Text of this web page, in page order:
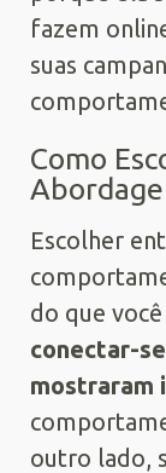
fazem
suas
Como
Escolher
do que
conectar-
mostraram
outro lado,